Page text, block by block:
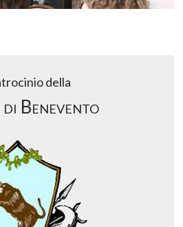
della
Benevento